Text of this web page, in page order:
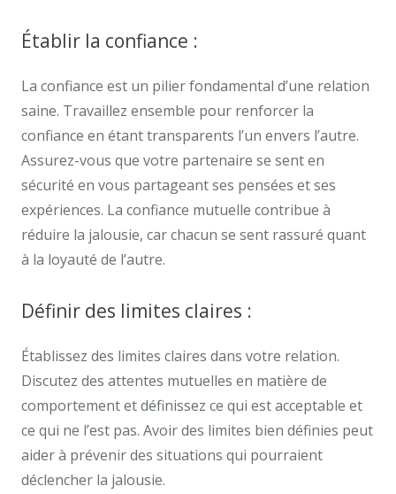
Établir la confiance :
La confiance est un pilier fondamental d’une relation
saine. Travaillez ensemble pour renforcer la
confiance en étant transparents l’un envers l’autre.
Assurez-vous que votre partenaire se sent en
sécurité en vous partageant ses pensées et ses
expériences. La confiance mutuelle contribue à
réduire la jalousie, car chacun se sent rassuré quant
à la loyauté de l’autre.
Définir des limites claires :
Établissez des limites claires dans votre relation.
Discutez des attentes mutuelles en matière de
comportement et définissez ce qui est acceptable et
ce qui ne l’est pas. Avoir des limites bien définies peut
aider à prévenir des situations qui pourraient
déclencher la jalousie.